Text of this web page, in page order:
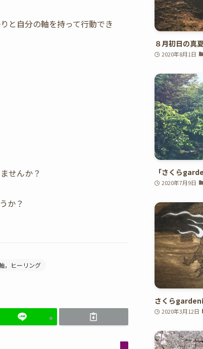
と自分の軸を持って行動でき
せんか？
か？
，ヒーリング
８月初日の真
2020年8月1日
「さくら
2020年7月9日
さくらgarden
2020年3月12日